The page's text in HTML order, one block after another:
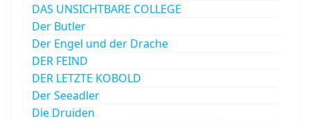
DAS UNSICHTBARE COLLEGE
Der Butler
Der Engel und der Drache
DER FEIND
DER LETZTE KOBOLD
Der Seeadler
Die Druiden